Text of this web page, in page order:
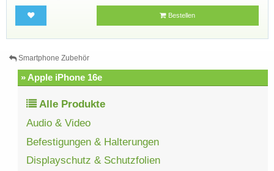
Bestellen
Smartphone Zubehör
» Apple iPhone 16e
Alle Produkte
Audio & Video
Befestigungen & Halterungen
Displayschutz & Schutzfolien